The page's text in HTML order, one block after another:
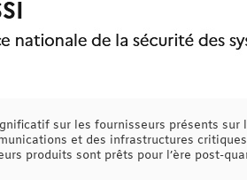
sur les fournisseurs présents sur
et des infrastructures
produits sont prêts pour l’ère post-